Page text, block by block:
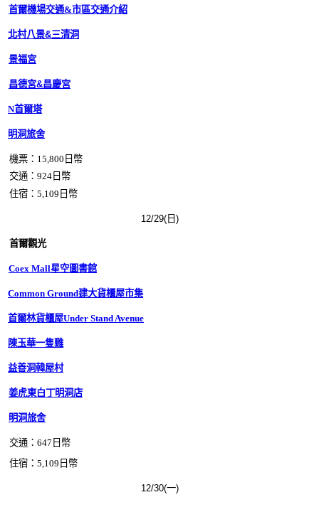
首爾機場交通&市區交通介紹
北村八景&三清洞
景福宮
昌德宮&昌慶宮
N首爾塔
明洞旅舍
機票 ：15,800日幣
交通：924 日幣
住宿：5,109 日幣
12/29(日)
首爾觀光
Coex Mall星空圖書館
Common Ground建大貨櫃屋市集
首爾林貨櫃屋Under Stand Avenue
陳玉華一隻雞
益善洞韓屋村
姜虎東白丁明洞店
明洞旅舍
交通：647日幣
住宿：5,109日幣
12/30(一)